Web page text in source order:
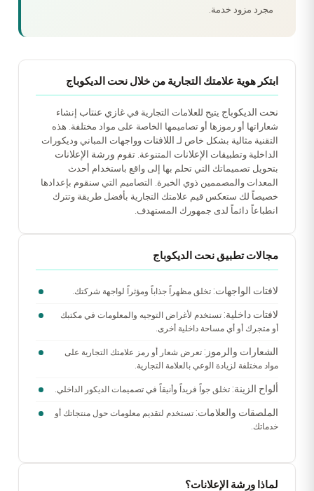
مجرد مزود خدمة.
ابتكر هوية علامتك التجارية من خلال نحت الديكوباج
نحت الديكوباج يتيح للعلامات التجارية في غازي عنتاب إنشاء
شعاراتها أو رموزها أو تصاميمها الخاصة على مواد مختلفة. هذه
التقنية مثالية بشكل خاص لـ اللافتات وواجهات المباني وديكورات
الداخلية وتطبيقات الإعلانات المتنوعة. تقوم ورشة الإعلانات
بتحويل تصميماتك التي تحلم بها إلى واقع باستخدام أحدث
المعدات والمصممين ذوي الخبرة. التصاميم التي سنقوم بإعدادها
خصيصاً لك ستعكس قيم علامتك التجارية بأفضل طريقة وتترك
انطباعاً دائماً لدى جمهورك المستهدف.
مجالات تطبيق نحت الديكوباج
لافتات الواجهات: تخلق مظهراً جذاباً ومؤثراً لواجهة شركتك.
لافتات داخلية: تستخدم لأغراض التوجيه والمعلومات في مكتبك
أو متجرك أو أي مساحة داخلية أخرى.
الشعارات والرموز: تعرض شعار أو رمز علامتك التجارية على
مواد مختلفة لزيادة الوعي بالعلامة التجارية.
ألواح الزينة: تخلق جواً فريداً وأنيقاً في تصميمات الديكور الداخلي.
الملصقات والعلامات: تستخدم لتقديم معلومات حول منتجاتك أو
خدماتك.
لماذا ورشة الإعلانات؟